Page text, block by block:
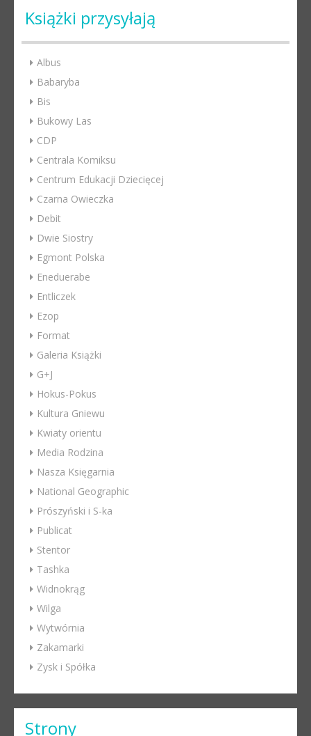
Książki przysyłają
Albus
Babaryba
Bis
Bukowy Las
CDP
Centrala Komiksu
Centrum Edukacji Dziecięcej
Czarna Owieczka
Debit
Dwie Siostry
Egmont Polska
Eneduerabe
Entliczek
Ezop
Format
Galeria Książki
G+J
Hokus-Pokus
Kultura Gniewu
Kwiaty orientu
Media Rodzina
Nasza Księgarnia
National Geographic
Prószyński i S-ka
Publicat
Stentor
Tashka
Widnokrąg
Wilga
Wytwórnia
Zakamarki
Zysk i Spółka
Strony